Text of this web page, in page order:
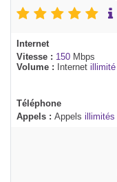
Internet
Vitesse : 150 Mbps
Volume :
Internet illimité
Téléphone
Appels : Appels illimités